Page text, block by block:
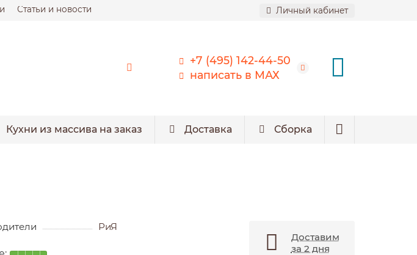
Статьи и новости Личный кабинет
+7 (495) 142-44-50
написать в МАХ
Кухни из массива на заказ Доставка Сборка
РиЯ
Доставим
за 2 дня